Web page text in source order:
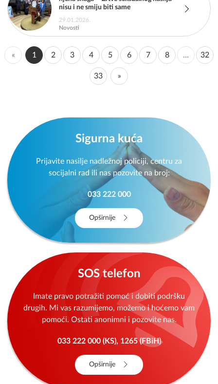
29.01.2026.
Novosti
nisu i ne smiju biti same
« 1 2 3 4 5 6 7 8 ... 32
33 »
Sigurna kuća
Prijavite nasilje nadležnoj policiji, centru za
socijalni rad ili nas pozovite na broj:
033 222 000
Opširnije
SOS telefon
Imate pravo potražiti pomoć i dobiti podršku
drugih. Mi vas razumijemo, možemo i hoćemo vam
pomoći. Ostati anonimni i pozovite nas.
033 222 000 (KS), 1265 (FBiH)
Opširnije